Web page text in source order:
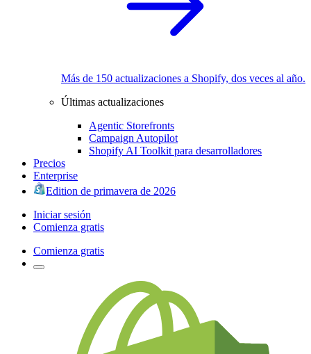
Más de 150 actualizaciones a Shopify, dos veces al año.
Últimas actualizaciones
Agentic Storefronts
Campaign Autopilot
Shopify AI Toolkit para desarrolladores
Precios
Enterprise
Edition de primavera de 2026
Iniciar sesión
Comienza gratis
Comienza gratis